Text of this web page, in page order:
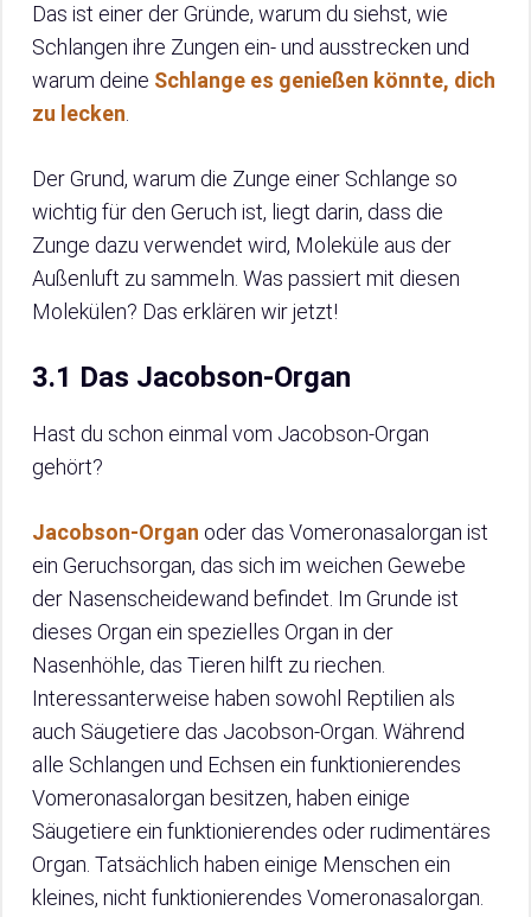
Das ist einer der Gründe, warum du siehst, wie
Schlangen ihre Zungen ein- und ausstrecken und
warum deine Schlange es genießen könnte, dich
zu lecken.
Der Grund, warum die Zunge einer Schlange so
wichtig für den Geruch ist, liegt darin, dass die
Zunge dazu verwendet wird, Moleküle aus der
Außenluft zu sammeln. Was passiert mit diesen
Molekülen? Das erklären wir jetzt!
3.1 Das Jacobson-Organ
Hast du schon einmal vom Jacobson-Organ
gehört?
Jacobson-Organ oder das Vomeronasalorgan ist
ein Geruchsorgan, das sich im weichen Gewebe
der Nasenscheidewand befindet. Im Grunde ist
dieses Organ ein spezielles Organ in der
Nasenhöhle, das Tieren hilft zu riechen.
Interessanterweise haben sowohl Reptilien als
auch Säugetiere das Jacobson-Organ. Während
alle Schlangen und Echsen ein funktionierendes
Vomeronasalorgan besitzen, haben einige
Säugetiere ein funktionierendes oder rudimentäres
Organ. Tatsächlich haben einige Menschen ein
kleines, nicht funktionierendes Vomeronasalorgan.